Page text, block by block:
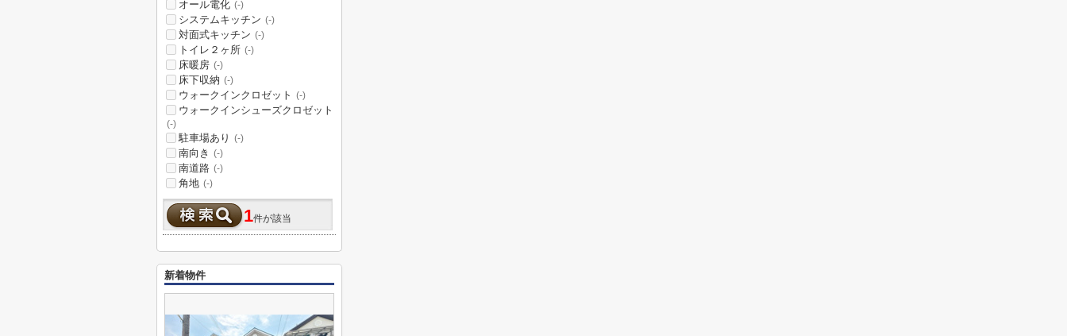
オール電化 (-)
システムキッチン (-)
対面式キッチン (-)
トイレ２ヶ所 (-)
床暖房 (-)
床下収納 (-)
ウォークインクロゼット (-)
ウォークインシューズクロゼット
(-)
駐車場あり (-)
南向き (-)
南道路 (-)
角地 (-)
1件が該当
新着物件